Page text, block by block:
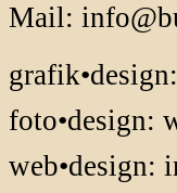
Mail:
grafik•design:
foto•design:
web•design: